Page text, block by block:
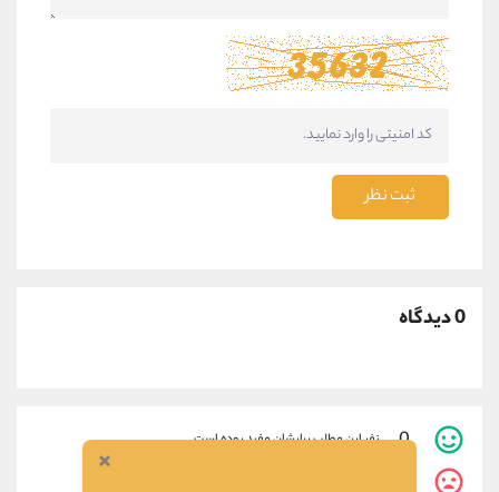
ثبت نظر
0 دیدگاه
0 نفر این مطلب برایشان مفید بوده است.
×